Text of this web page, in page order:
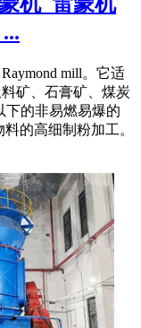
mill。它适
矿、石膏矿、煤炭
下的非易燃易爆的
的高细制粉加工。